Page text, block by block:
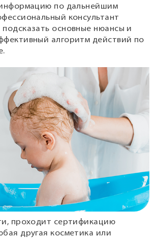
по дальнейшим
консультант
основные нюансы и
алгоритм действий по
проходит сертификацию
другая косметика или